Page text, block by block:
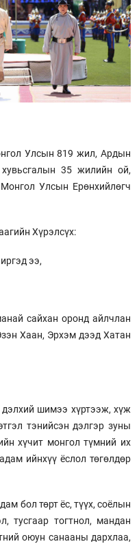
Улсын 819 жил, Ардын
35 жилийн ой,
Улсын Ерөнхийлөгч
Хүрэлсүх:
ээ,
сайхан оронд айлчлан
Хаан, Эрхэм дээд Хатан
шимээ хүртээж, хүж
тэнийсэн дэлгэр зуны
хүчит монгол түмний их
ийнхүү ёслол төгөлдөр
бол төрт ёс, түүх, соёлын
тусгаар тогтнол, мандан
оюун санааны дархлаа,